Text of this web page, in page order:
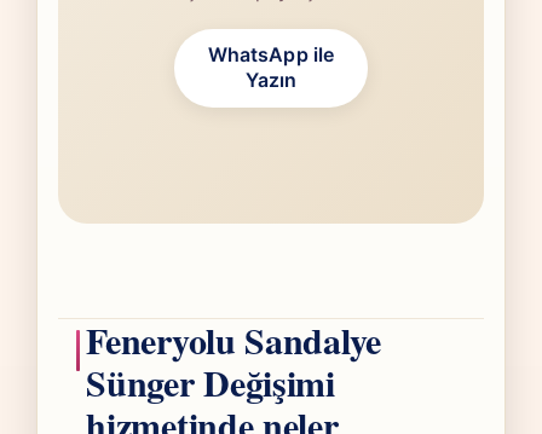
WhatsApp ile
Yazın
Feneryolu Sandalye
Sünger Değişimi